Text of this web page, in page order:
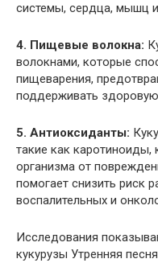
системы, сердца, мышц
4. Пищевые волокна:
волокнами, которые
пищеварения,
поддерживать
5. Антиоксиданты:
такие как
организма от
помогает снизить риск
воспалительных и
Исследования
кукурузы Утренняя